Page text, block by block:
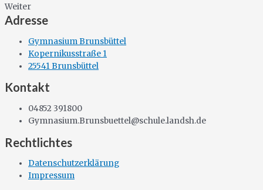
Weiter
Adresse
Gymnasium Brunsbüttel
Kopernikusstraße 1
25541 Brunsbüttel
Kontakt
04852 391800
Gymnasium.Brunsbuettel@schule.landsh.de
Rechtlichtes
Datenschutzerklärung
Impressum